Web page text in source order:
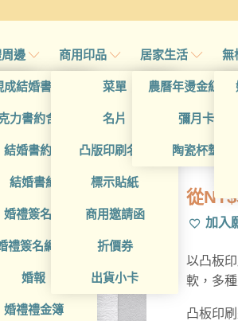
邊
成結婚書約夾
力書約含木座
結婚書約組
結婚書約
婚禮簽名簿
禮簽名綢(p)
婚報
婚禮禮金簿
商用印品
菜單
名片
凸版印刷名片
標示貼紙
商用邀請函
折價券
出貨小卡
居家生活
農曆年燙金紅包
彌月卡
陶瓷杯墊
無
從NT$
加入
以凸板
軟，多
凸板印